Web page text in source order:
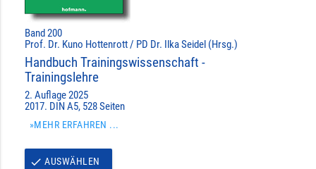
Band 200
Prof. Dr. Kuno Hottenrott / PD Dr. Ilka Seidel (Hrsg.)
Handbuch Trainingswissenschaft -
Trainingslehre
2. Auflage 2025
2017. DIN A5, 528 Seiten
»MEHR ERFAHREN ...
done AUSWÄHLEN